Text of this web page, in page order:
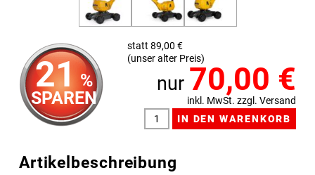
21 %
SPAREN
statt 89,00 €
(unser alter Preis)
nur 70,00 €
inkl. MwSt. zzgl. Versand
Artikelbeschreibung